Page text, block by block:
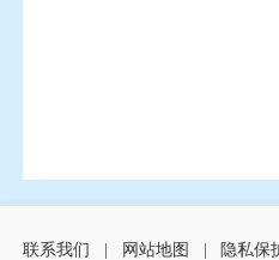
联系我们 | 网站地图 | 隐私保